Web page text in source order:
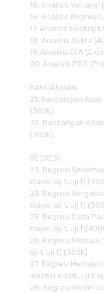
15. Analisis Variansi
16. Analisis Regresi
17. Analisis
18. Analisis SEM =
19. Analisis EFA
20. Analisis PCA
RANCANGAN
21. Rancangan
(300k)
22. Rancangan
(300K)
REGRESI
23. Regresi
klasik, uji t, uji f)
24. Regresi
klasik, uji t, uji f)
25. Regresi Data
klasik, uji t, uji
26. Regresi Mediasi
uji t, uji f) (350K)
27. Regresi Mediasi
asumsi klasik, uji t,
28. Regresi